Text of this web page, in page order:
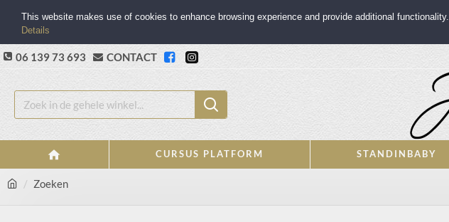
06 139 73 693 CONTACT
CURSUS PLATFORM STANDINBABY
Zoeken
This website makes use of cookies to enhance browsing experience and provide additional functionality.
Details